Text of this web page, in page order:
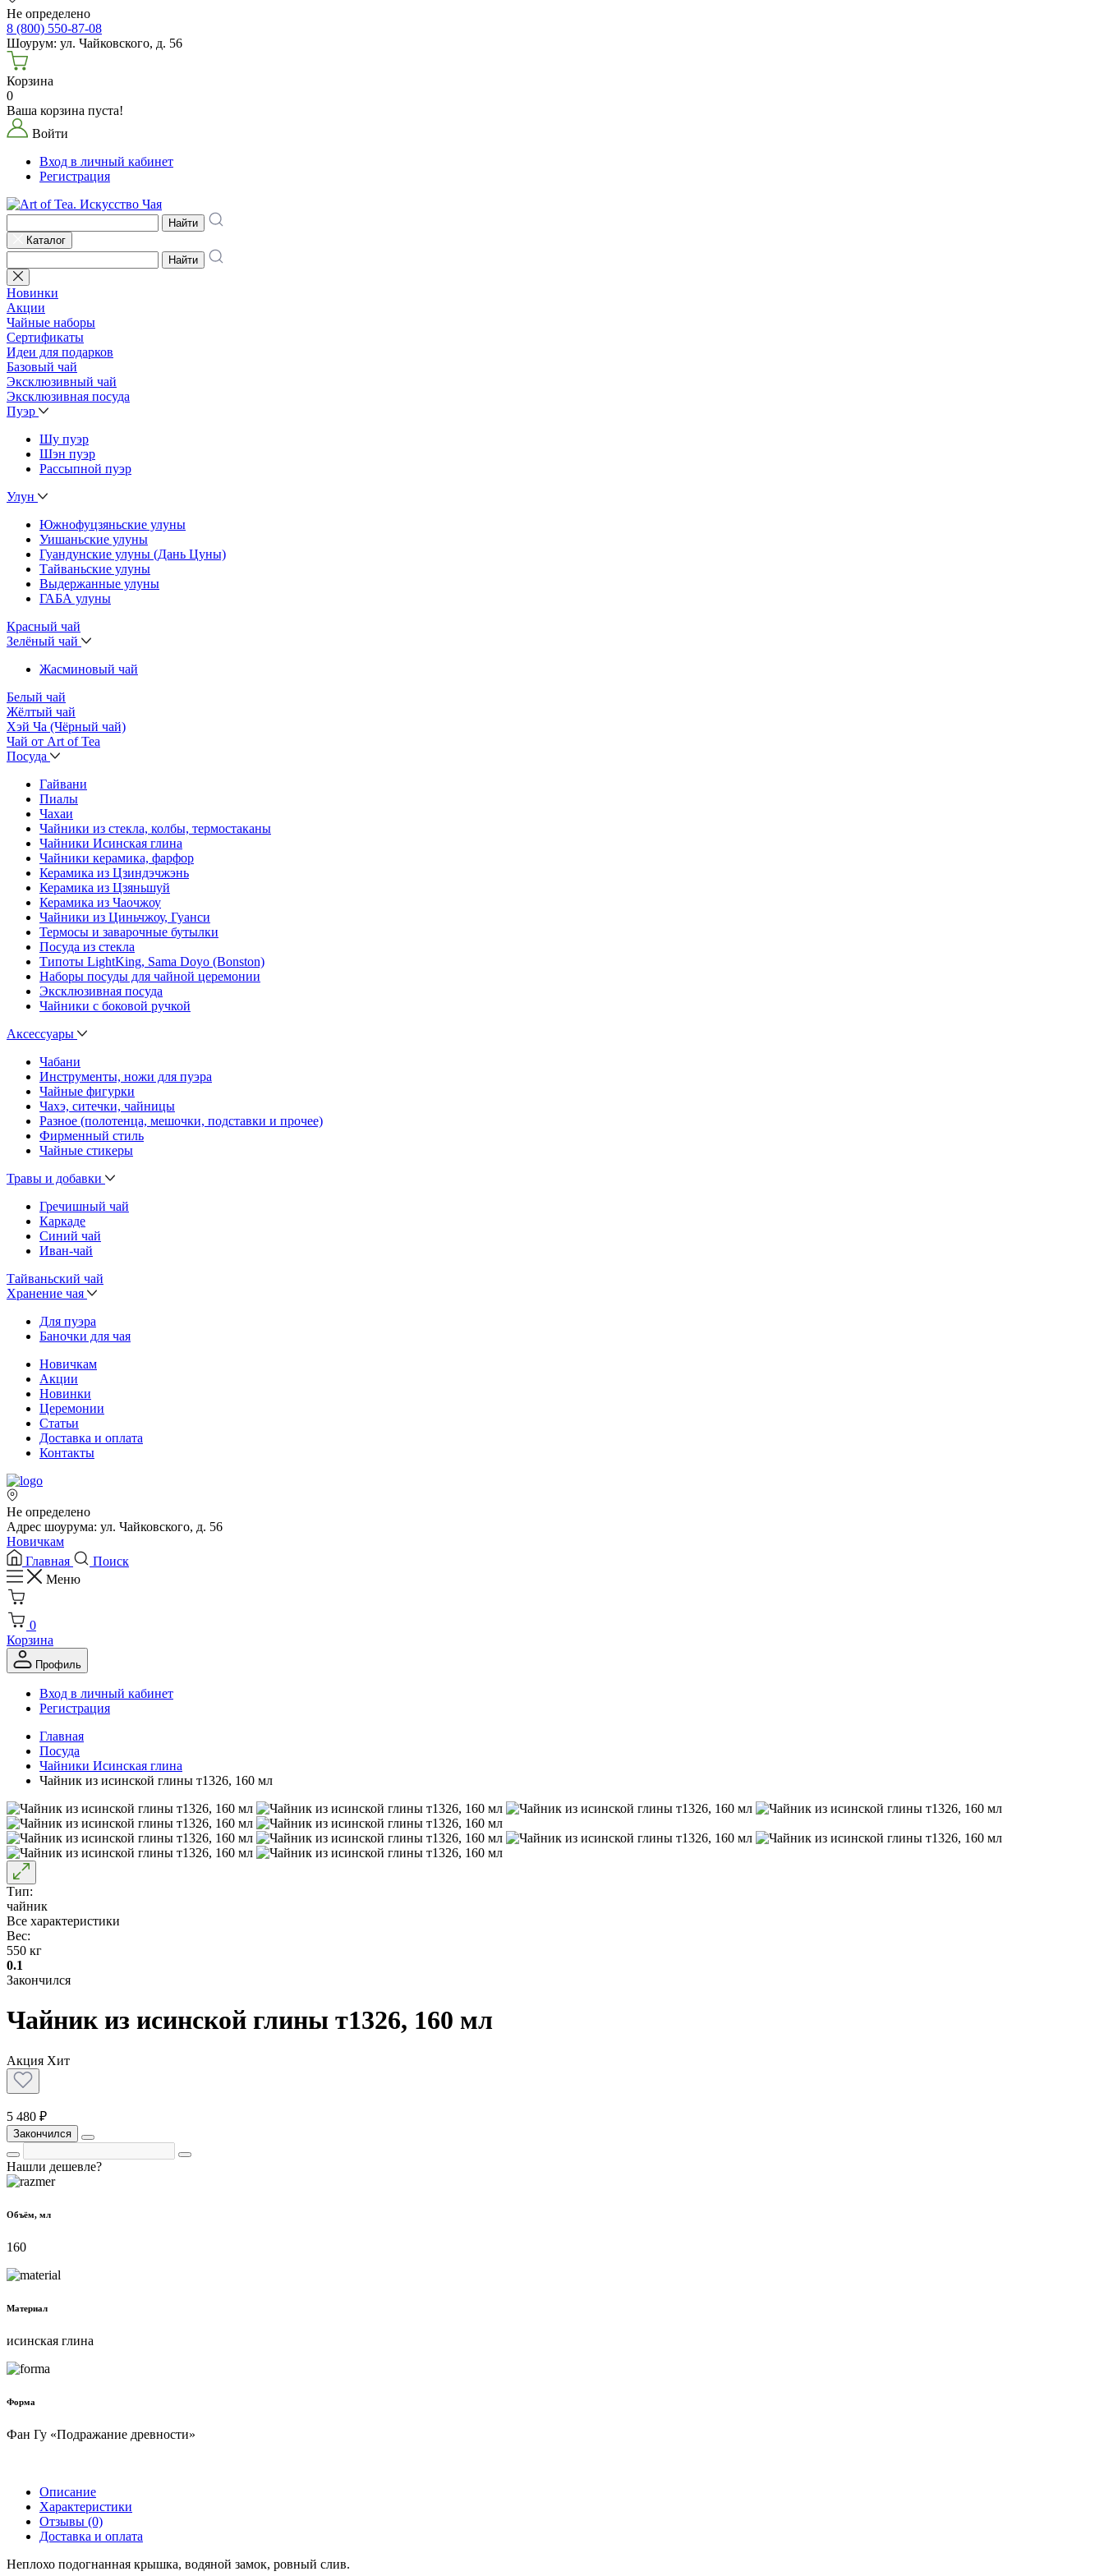
Не определено
8 (800) 550-87-08
Шоурум: ул. Чайковского, д. 56
Корзина
0
Ваша корзина пуста!
Войти
Вход в личный кабинет
Регистрация
Найти
Каталог
Найти
Новинки
Акции
Чайные наборы
Сертификаты
Идеи для подарков
Базовый чай
Эксклюзивный чай
Эксклюзивная посуда
Пуэр
Шу пуэр
Шэн пуэр
Рассыпной пуэр
Улун
Южнофуцзяньские улуны
Уишаньские улуны
Гуандунские улуны (Дань Цуны)
Тайваньские улуны
Выдержанные улуны
ГАБА улуны
Красный чай
Зелёный чай
Жасминовый чай
Белый чай
Жёлтый чай
Хэй Ча (Чёрный чай)
Чай от Art of Tea
Посуда
Гайвани
Пиалы
Чахаи
Чайники из стекла, колбы, термостаканы
Чайники Исинская глина
Чайники керамика, фарфор
Керамика из Цзиндэчжэнь
Керамика из Цзяньшуй
Керамика из Чаочжоу
Чайники из Циньчжоу, Гуанси
Термосы и заварочные бутылки
Посуда из стекла
Типоты LightKing, Sama Doyo (Bonston)
Наборы посуды для чайной церемонии
Эксклюзивная посуда
Чайники с боковой ручкой
Аксессуары
Чабани
Инструменты, ножи для пуэра
Чайные фигурки
Чахэ, ситечки, чайницы
Разное (полотенца, мешочки, подставки и прочее)
Фирменный стиль
Чайные стикеры
Травы и добавки
Гречишный чай
Каркаде
Синий чай
Иван-чай
Тайваньский чай
Хранение чая
Для пуэра
Баночки для чая
Новичкам
Акции
Новинки
Церемонии
Статьи
Доставка и оплата
Контакты
Не определено
Адрес шоурума: ул. Чайковского, д. 56
Новичкам
Главная
Поиск
Меню
0
Корзина
Профиль
Вход в личный кабинет
Регистрация
Главная
Посуда
Чайники Исинская глина
Чайник из исинской глины т1326, 160 мл
Тип:
чайник
Все характеристики
Вес:
550 кг
0.1
Закончился
Чайник из исинской глины т1326, 160 мл
Акция Хит
5 480 ₽
Закончился
Нашли дешевле?
Объём, мл
160
Материал
исинская глина
Форма
Фан Гу «Подражание древности»
Описание
Характеристики
Отзывы (0)
Доставка и оплата
Неплохо подогнанная крышка, водяной замок, ровный слив.